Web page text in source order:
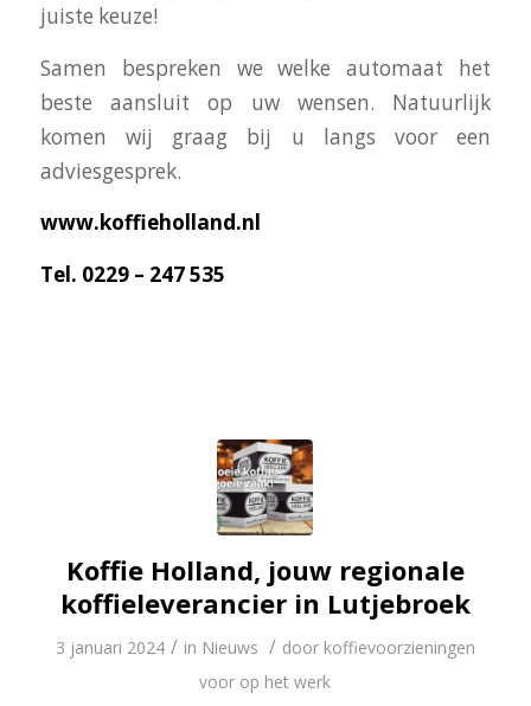
juiste keuze!
Samen bespreken we welke automaat het
beste aansluit op uw wensen. Natuurlijk
komen wij graag bij u langs voor een
adviesgesprek.
www.koffieholland.nl
Tel. 0229 – 247 535
Koffie Holland, jouw regionale
koffieleverancier in Lutjebroek
3 januari 2024 / in Nieuws / door koffievoorzieningen
voor op het werk